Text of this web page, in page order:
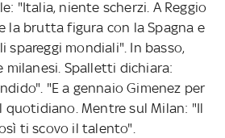
"Italia, niente scherzi. A Reggio
la brutta figura con la Spagna e
spareggi mondiali". In basso,
milanesi. Spalletti dichiara:
"E a gennaio Gimenez per
quotidiano. Mentre sul Milan: "Il
ti scovo il talento".